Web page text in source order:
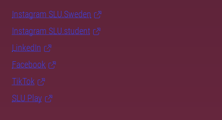
Instagram SLU.Sweden
Instagram SLU.student
LinkedIn
Facebook
TikTok
SLU Play